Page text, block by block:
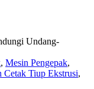
Undang-
, Mesin Pengepak,
Cetak Tiup Ekstrusi,